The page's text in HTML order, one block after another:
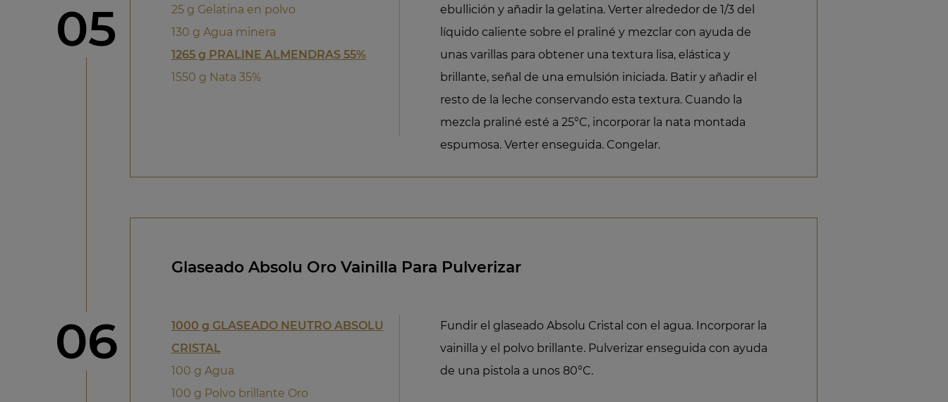
Paso
05
25 g Gelatina en polvo
130 g Agua minera
1265 g PRALINE ALMENDRAS 55%
1550 g Nata 35%
ebullición y añadir la gelatina. Verter alrededor de 1/3 del
líquido caliente sobre el praliné y mezclar con ayuda de
unas varillas para obtener una textura lisa, elástica y
brillante, señal de una emulsión iniciada. Batir y añadir el
resto de la leche conservando esta textura. Cuando la
mezcla praliné esté a 25°C, incorporar la nata montada
espumosa. Verter enseguida. Congelar.
Paso
06
Glaseado Absolu Oro Vainilla Para Pulverizar
1000 g GLASEADO NEUTRO ABSOLU
CRISTAL
100 g Agua
100 g Polvo brillante Oro
Fundir el glaseado Absolu Cristal con el agua. Incorporar la
vainilla y el polvo brillante. Pulverizar enseguida con ayuda
de una pistola a unos 80°C.